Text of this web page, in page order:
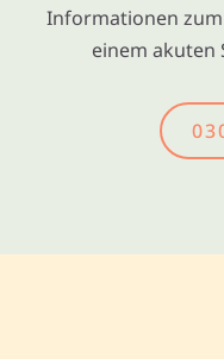
Informationen
einem akuten